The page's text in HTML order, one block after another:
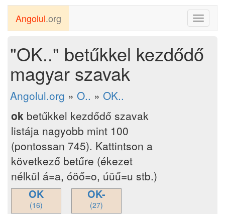
Toggle
Angolul.org
"OK.." betűkkel kezdődő
magyar szavak
Angolul.org » O.. » OK..
ok betűkkel kezdődő szavak
listája nagyobb mint 100
(pontossan 745). Kattintson a
következő betűre (ékezet
nélkül á=a, óöő=o, úüű=u stb.)
OK
(16)
OK-
(27)